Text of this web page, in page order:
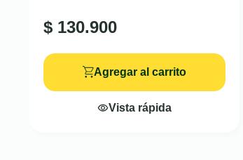
$ 130.900
Agregar al carrito
Vista rápida